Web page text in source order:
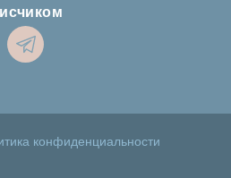
конфиденциальности